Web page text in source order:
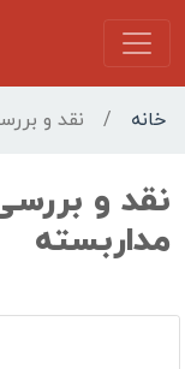
خانه / نقد و
نقد و
مداربسته